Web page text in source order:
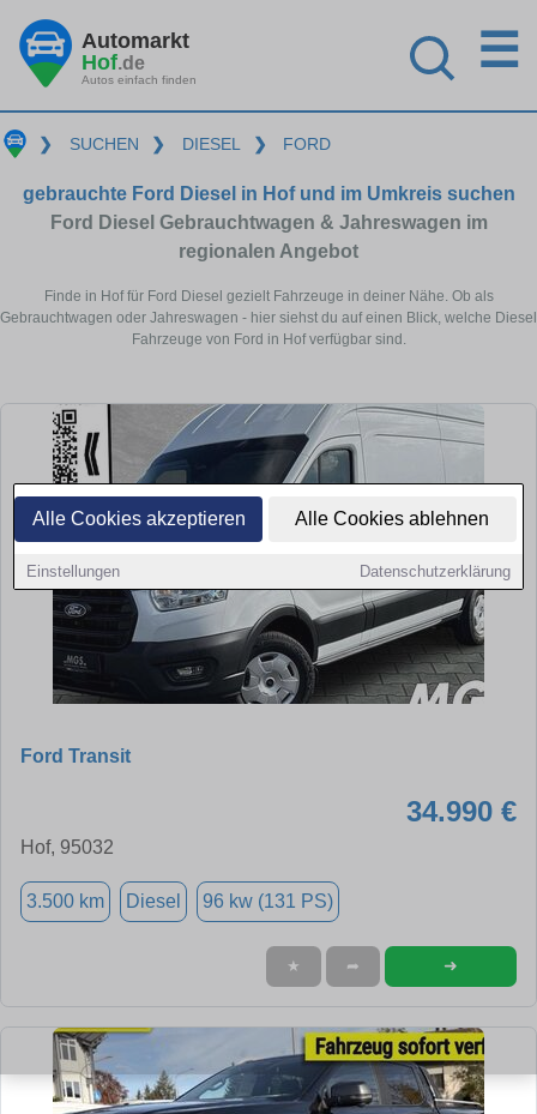
Alle Cookies akzeptieren Alle Cookies ablehnen
Einstellungen Datenschutzerklärung
Automarkt
Hof.de
Autos einfach finden
☰
❯ SUCHEN ❯ DIESEL ❯ FORD
gebrauchte Ford Diesel in Hof und im Umkreis suchen
Ford Diesel Gebrauchtwagen & Jahreswagen im
regionalen Angebot
Finde in Hof für Ford Diesel gezielt Fahrzeuge in deiner Nähe. Ob als
Gebrauchtwagen oder Jahreswagen - hier siehst du auf einen Blick, welche Diesel
Fahrzeuge von Ford in Hof verfügbar sind.
Ford Transit
34.990 €
Hof, 95032
3.500 km Diesel 96 kw (131 PS)
★ ➦ ➜